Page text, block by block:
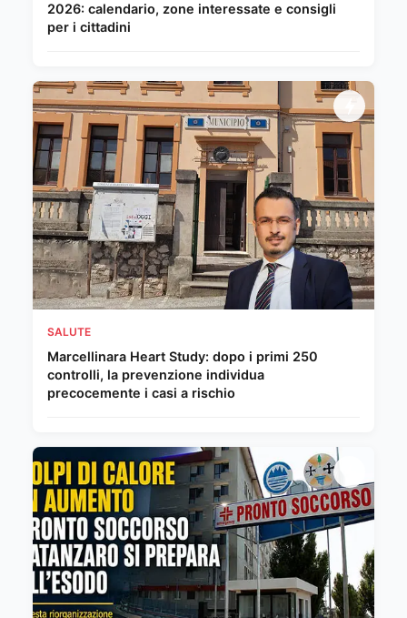
2026: calendario, zone interessate e consigli
per i cittadini
SALUTE
Marcellinara Heart Study: dopo i primi 250
controlli, la prevenzione individua
precocemente i casi a rischio